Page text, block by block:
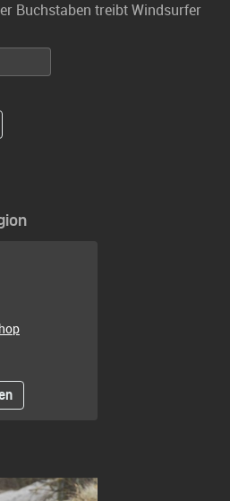
Buchstaben treibt Windsurfer